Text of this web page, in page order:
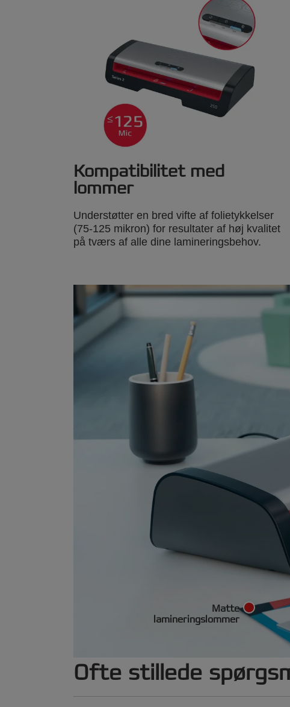
Kompatibilitet med
lommer
Understøtter en bred vifte af folietykkelser
(75-125 mikron) for resultater af høj kvalitet
på tværs af alle dine lamineringsbehov.
Matte
lamineringslommer
Ofte stillede